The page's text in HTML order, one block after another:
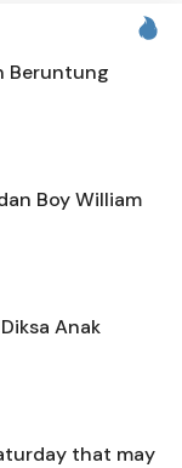
Beruntung
Boy William
Anak
that may